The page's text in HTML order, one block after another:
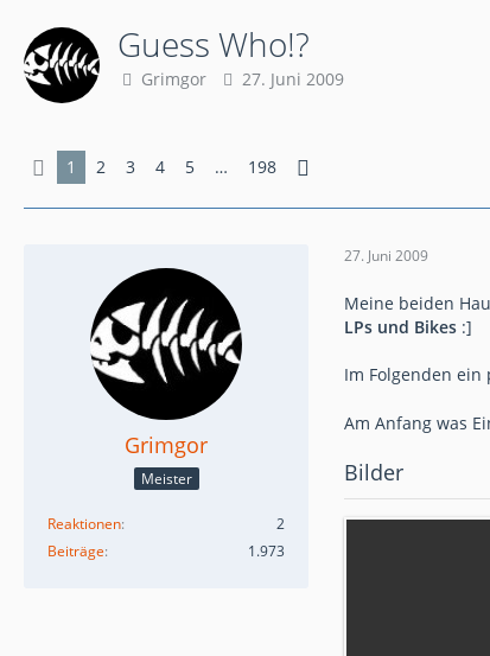
Guess Who!?
Grimgor 27. Juni 2009
1 2 3 4 5 … 198
Grimgor
Meister
Reaktionen
2
Beiträge
1.973
27. Juni 2009
Meine beiden
LPs und Bikes :]
Im Folgenden
Am Anfang was
Bilder